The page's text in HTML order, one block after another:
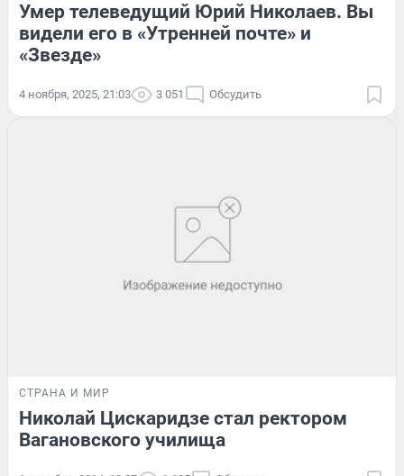
Умер телеведущий Юрий Николаев. Вы
видели его в «Утренней почте» и
«Звезде»
4 ноября, 2025, 21:03 3 051 Обсудить
СТРАНА И МИР
Николай Цискаридзе стал ректором
Вагановского училища